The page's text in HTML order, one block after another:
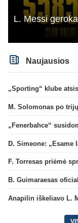
L. Messi
Naujausios
„Fenerbahce“
D. Simeone: „Esame
F. Torresas priėmė
B. Guimaraesas
Anapilin iškeliavo L.